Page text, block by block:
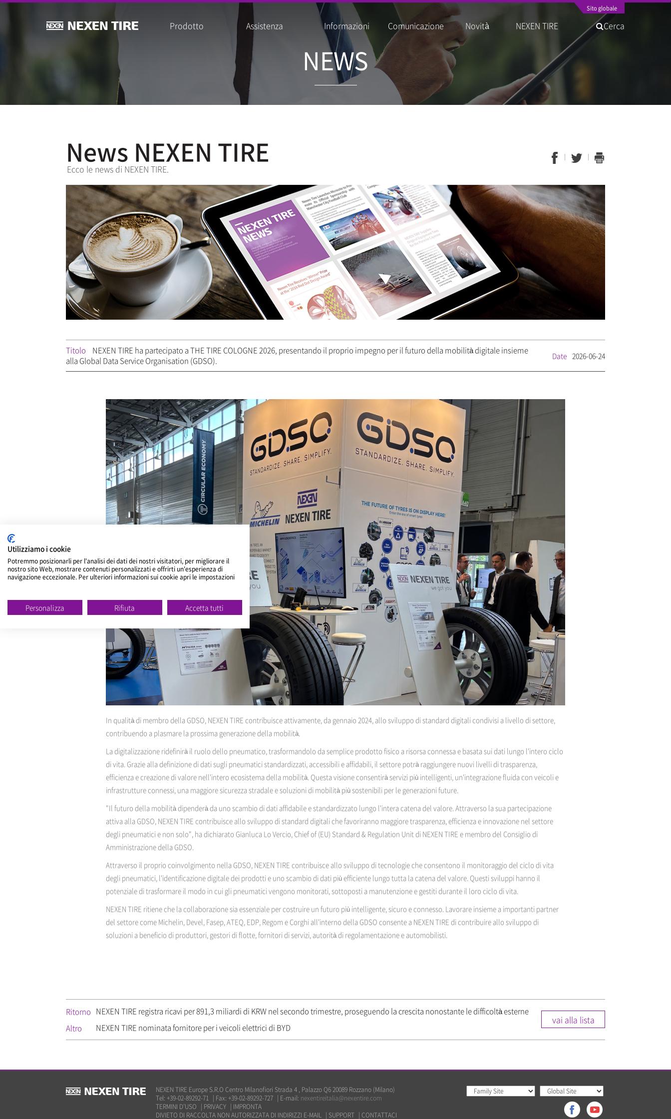
Sito globale
Prodotto Assistenza Informazioni Comunicazione Novità NEXEN TIRE Cerca
NEWS
News NEXEN TIRE
Ecco le news di NEXEN TIRE.
Titolo
NEXEN TIRE ha partecipato a THE TIRE COLOGNE 2026, presentando il proprio impegno per il futuro della mobilità digitale insieme
alla Global Data Service Organisation (GDSO).
Date 2026-06-24
In qualità di membro della GDSO, NEXEN TIRE contribuisce attivamente, da gennaio 2024, allo sviluppo di standard digitali condivisi a livello di settore,
contribuendo a plasmare la prossima generazione della mobilità.
La digitalizzazione ridefinirà il ruolo dello pneumatico, trasformandolo da semplice prodotto fisico a risorsa connessa e basata sui dati lungo l'intero ciclo
di vita. Grazie alla definizione di dati sugli pneumatici standardizzati, accessibili e affidabili, il settore potrà raggiungere nuovi livelli di trasparenza,
efficienza e creazione di valore nell'intero ecosistema della mobilità. Questa visione consentirà servizi più intelligenti, un'integrazione fluida con veicoli e
infrastrutture connessi, una maggiore sicurezza stradale e soluzioni di mobilità più sostenibili per le generazioni future.
"Il futuro della mobilità dipenderà da uno scambio di dati affidabile e standardizzato lungo l'intera catena del valore. Attraverso la sua partecipazione
attiva alla GDSO, NEXEN TIRE contribuisce allo sviluppo di standard digitali che favoriranno maggiore trasparenza, efficienza e innovazione nel settore
degli pneumatici e non solo", ha dichiarato Gianluca Lo Vercio, Chief of (EU) Standard & Regulation Unit di NEXEN TIRE e membro del Consiglio di
Amministrazione della GDSO.
Attraverso il proprio coinvolgimento nella GDSO, NEXEN TIRE contribuisce allo sviluppo di tecnologie che consentono il monitoraggio del ciclo di vita
degli pneumatici, l'identificazione digitale dei prodotti e uno scambio di dati più efficiente lungo tutta la catena del valore. Questi sviluppi hanno il
potenziale di trasformare il modo in cui gli pneumatici vengono monitorati, sottoposti a manutenzione e gestiti durante il loro ciclo di vita.
NEXEN TIRE ritiene che la collaborazione sia essenziale per costruire un futuro più intelligente, sicuro e connesso. Lavorare insieme a importanti partner
del settore come Michelin, Devel, Fasep, ATEQ, EDP, Regom e Corghi all'interno della GDSO consente a NEXEN TIRE di contribuire allo sviluppo di
soluzioni a beneficio di produttori, gestori di flotte, fornitori di servizi, autorità di regolamentazione e automobilisti.
Ritorno NEXEN TIRE registra ricavi per 891,3 miliardi di KRW nel secondo trimestre, proseguendo la crescita nonostante le difficoltà esterne
Altro
NEXEN TIRE nominata fornitore per i veicoli elettrici di BYD
vai alla lista
NEXEN TIRE Europe S.R.O Centro Milanofiori Strada 4 , Palazzo Q6 20089 Rozzano (Milano)
Tel: +39-02-89292-71 | Fax: +39-02-89292-727 | E-mail: nexentireitalia@nexentire.com
TERMINI D’USO | PRIVACY | IMPRONTA
DIVIETO DI RACCOLTA NON AUTORIZZATA DI INDIRIZZI E-MAIL | SUPPORT | CONTATTACI
Utilizziamo i cookie
Potremmo posizionarli per l'analisi dei dati dei nostri visitatori, per migliorare il
nostro sito Web, mostrare contenuti personalizzati e offrirti un'esperienza di
navigazione eccezionale. Per ulteriori informazioni sui cookie apri le impostazioni
Personalizza Rifiuta Accetta tutti